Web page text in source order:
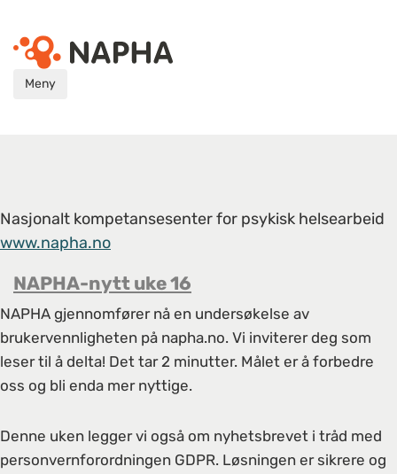
Meny
Nasjonalt kompetansesenter for psykisk helsearbeid
www.napha.no
NAPHA-nytt uke 16
NAPHA gjennomfører nå en undersøkelse av
brukervennligheten på napha.no. Vi inviterer deg som
leser til å delta! Det tar 2 minutter. Målet er å forbedre
oss og bli enda mer nyttige.
Denne uken legger vi også om nyhetsbrevet i tråd med
personvernforordningen GDPR. Løsningen er sikrere og